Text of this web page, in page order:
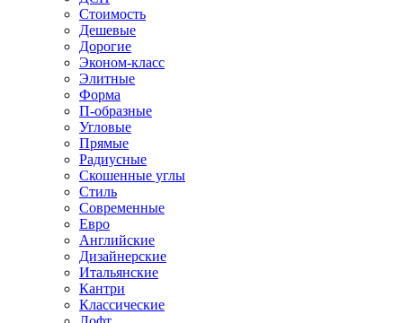
Стоимость
Дешевые
Дорогие
Эконом-класс
Элитные
Форма
П-образные
Угловые
Прямые
Радиусные
Скошенные углы
Стиль
Современные
Евро
Английские
Дизайнерские
Итальянские
Кантри
Классические